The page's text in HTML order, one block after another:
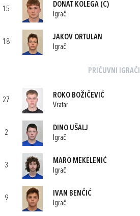
15
DONAT KOLEGA (C)
Igrač
18
JAKOV ORTULAN
Igrač
PRIČUVNI IGRAČI
27
ROKO BOŽIČEVIĆ
Vratar
2
DINO UŠALJ
Igrač
3
MARO MEKELENIĆ
Igrač
9
IVAN BENČIĆ
Igrač